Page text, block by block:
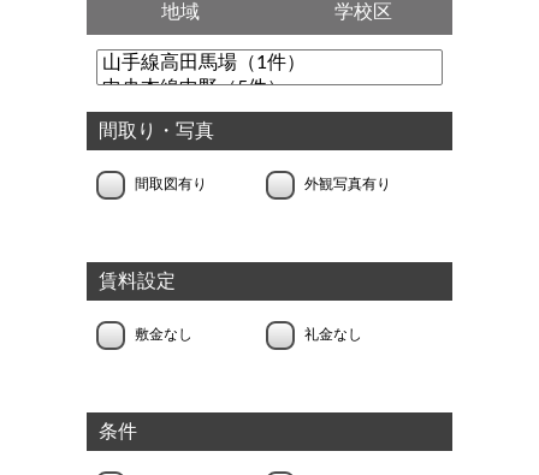
地域 学校区
間取り・写真
間取図有り 外観写真有り
賃料設定
敷金なし 礼金なし
条件